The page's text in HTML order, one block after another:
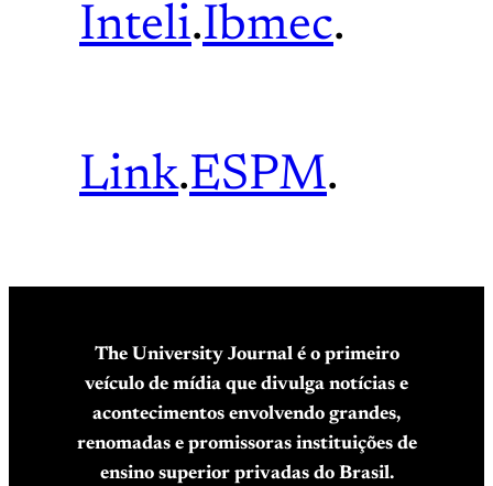
Inteli.Ibmec.
Link.ESPM.
The University Journal é o primeiro
veículo de mídia que divulga notícias e
acontecimentos envolvendo grandes,
renomadas e promissoras instituições de
ensino superior privadas do Brasil.